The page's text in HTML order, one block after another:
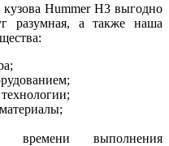
кузова Hummer H3 выгодно
разумная, а также наша
времени выполнения